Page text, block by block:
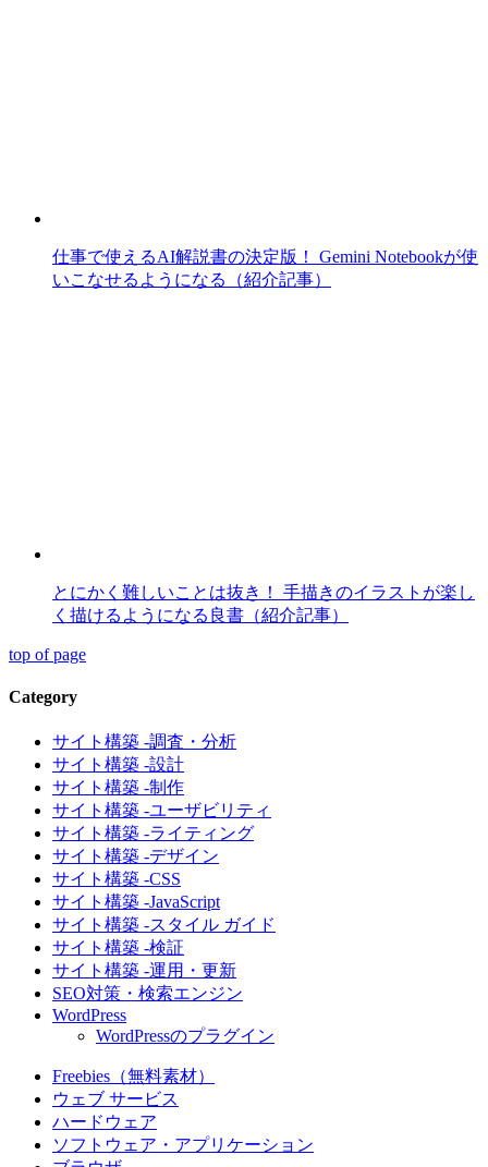
仕事で使えるAI解説書の決定版！ Gemini Notebookが使
いこなせるようになる（紹介記事）
とにかく難しいことは抜き！ 手描きのイラストが楽し
く描けるようになる良書（紹介記事）
top of page
Category
サイト構築 -調査・分析
サイト構築 -設計
サイト構築 -制作
サイト構築 -ユーザビリティ
サイト構築 -ライティング
サイト構築 -デザイン
サイト構築 -CSS
サイト構築 -JavaScript
サイト構築 -スタイル ガイド
サイト構築 -検証
サイト構築 -運用・更新
SEO対策・検索エンジン
WordPress
WordPressのプラグイン
Freebies（無料素材）
ウェブ サービス
ハードウェア
ソフトウェア・アプリケーション